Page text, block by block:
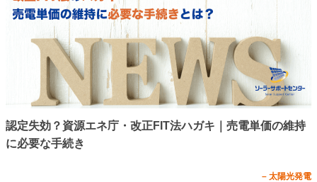
認定失効？資源エネ庁・改正FIT法ハガキ｜売電単価の維持
に必要な手続き
– 太陽光発電